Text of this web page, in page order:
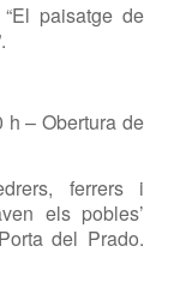
paisatge de
h – Obertura de
ferrers i
els pobles’
del Prado.